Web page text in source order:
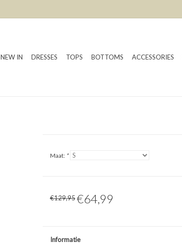
NEW IN DRESSES TOPS BOTTOMS ACCESSORIES
Maat: *
€129,95 €64,99
Informatie